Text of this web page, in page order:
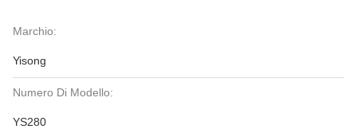
Marchio:
Yisong
Numero Di Modello:
YS280